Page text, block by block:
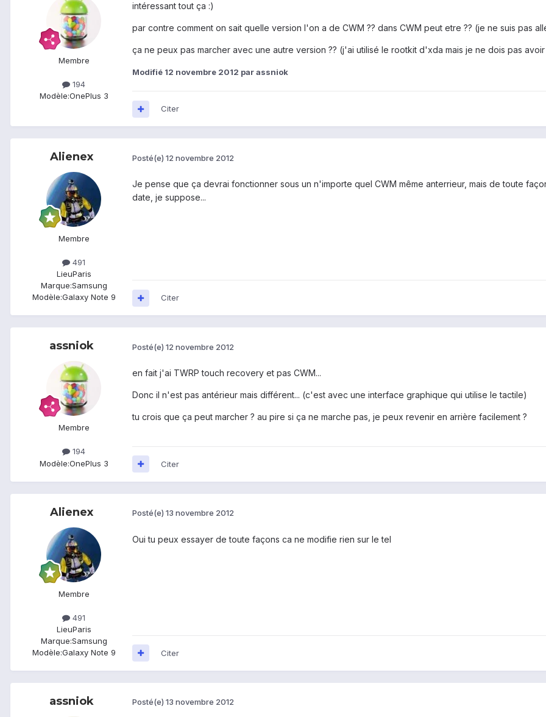
Membre
194
Modèle:OnePlus 3
intéressant tout ça :)
par contre comment on sait quelle version l'on a de CWM ?? dans CWM peut etre ?? (je ne suis pas
ça ne peux pas marcher avec une autre version ?? (j'ai utilisé le rootkit d'xda mais je ne dois pas
Modifié 12 novembre 2012 par assniok
Citer
Alienex
Membre
491
LieuParis
Marque:Samsung
Modèle:Galaxy Note 9
Posté(e) 12 novembre 2012
Je pense que ça devrai fonctionner sous un n'importe quel CWM même anterrieur, mais de toute
date, je suppose...
Citer
assniok
Membre
194
Modèle:OnePlus 3
Posté(e) 12 novembre 2012
en fait j'ai TWRP touch recovery et pas CWM...
Donc il n'est pas antérieur mais différent... (c'est avec une interface graphique qui utilise le tactile)
tu crois que ça peut marcher ? au pire si ça ne marche pas, je peux revenir en arrière facilement ?
Citer
Alienex
Membre
491
LieuParis
Marque:Samsung
Modèle:Galaxy Note 9
Posté(e) 13 novembre 2012
Oui tu peux essayer de toute façons ca ne modifie rien sur le tel
Citer
assniok Posté(e) 13 novembre 2012